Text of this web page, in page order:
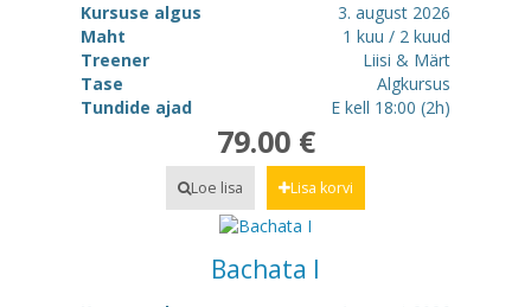
Kursuse algus
3. august 2026
Maht
1 kuu / 2 kuud
Treener
Liisi & Märt
Tase
Algkursus
Tundide ajad
E kell 18:00 (2h)
79.00 €
Loe lisa Lisa korvi
Bachata I